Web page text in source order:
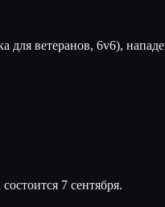
ветеранов, 6v6),
7 сентября.